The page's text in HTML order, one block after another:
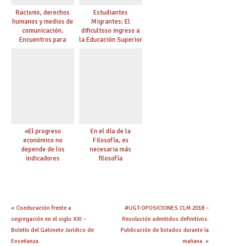
Racismo, derechos
humanos y medios de
comunicación.
Encuentros para
Estudiantes
Migrantes: El
dificultoso ingreso a
la Educación Superior
«El progreso
económico no
depende de los
indicadores
En el día de la
Filosofía, es
necesaria más
filosofía
« Coeducación frente a
segregación en el siglo XXI –
Boletín del Gabinete Jurídico de
Enseñanza.
#UGT-OPOSICIONES CLM 2018 –
Resolución admitidos definitivos.
Publicación de listados durante la
mañana.»